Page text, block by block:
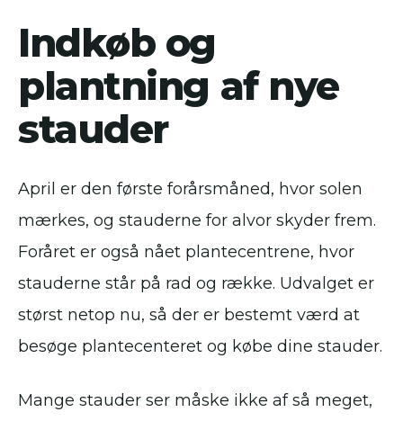
Indkøb og
plantning af nye
stauder
April er den første forårsmåned, hvor solen
mærkes, og stauderne for alvor skyder frem.
Foråret er også nået plantecentrene, hvor
stauderne står på rad og række. Udvalget er
størst netop nu, så der er bestemt værd at
besøge plantecenteret og købe dine stauder.
Mange stauder ser måske ikke af så meget,